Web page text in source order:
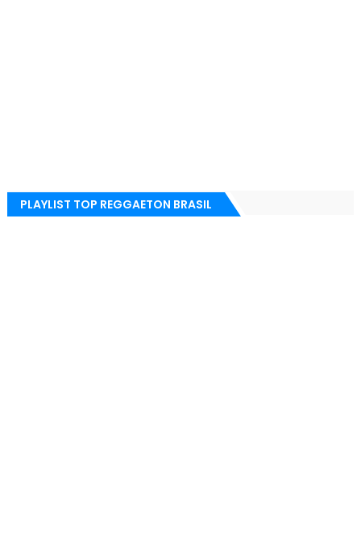
PLAYLIST TOP REGGAETON BRASIL